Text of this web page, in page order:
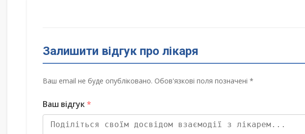
Залишити відгук про лікаря
Ваш email не буде опубліковано. Обов'язкові поля позначені *
Ваш відгук*